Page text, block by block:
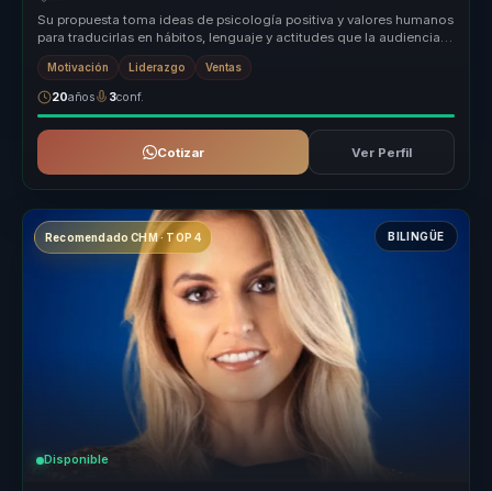
Su propuesta toma ideas de psicología positiva y valores humanos
para traducirlas en hábitos, lenguaje y actitudes que la audiencia
puede...
Motivación Liderazgo Ventas
20años 3conf.
Cotizar Ver Perfil
Recomendado CHM · TOP 4 BILINGÜE
Disponible